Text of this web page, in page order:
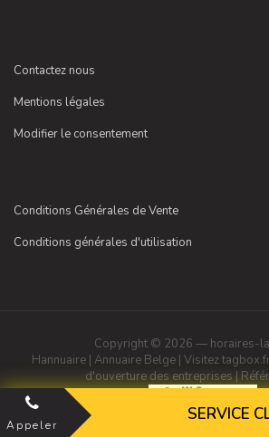
Contactez nous
Mentions légales
Modifier le consentement
Conditions Générales de Vente
Conditions générales d'utilisation
Copyright © 2026 — horaires-
Hannuaire | Annuaire Belge | Visitez tagbox.fr
d'ouverture des entreprises |
Appeler
SERVICE